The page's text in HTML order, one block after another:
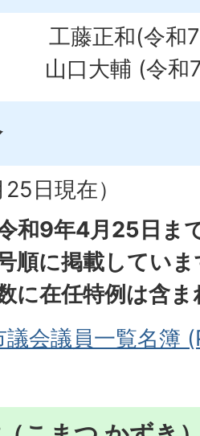
和(令和7年
大輔 (令和7
25日現在）
和9年4月25日ま
順に掲載してい
に在任特例は含
会議員一覧名簿